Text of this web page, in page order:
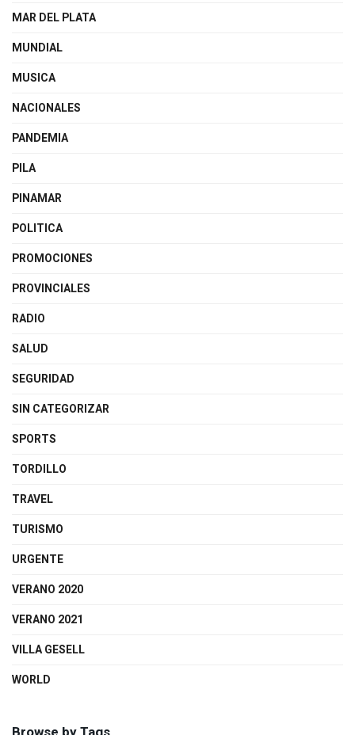
MAR DEL PLATA
MUNDIAL
MUSICA
NACIONALES
PANDEMIA
PILA
PINAMAR
POLITICA
PROMOCIONES
PROVINCIALES
RADIO
SALUD
SEGURIDAD
SIN CATEGORIZAR
SPORTS
TORDILLO
TRAVEL
TURISMO
URGENTE
VERANO 2020
VERANO 2021
VILLA GESELL
WORLD